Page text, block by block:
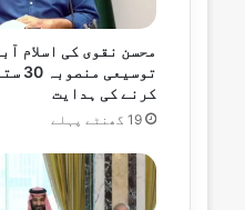
اکتوبر 29, 2024
ماحول میں
ترکیہ کے
ا
ت
م
ظ
و
ر
محسن نقوی کی اسلام
کرنے کی ہدایت
19 گھنٹے پہلے